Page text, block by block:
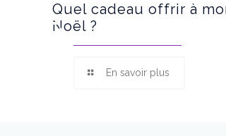
Quel cadeau offrir à
Noël ?
En savoir plus